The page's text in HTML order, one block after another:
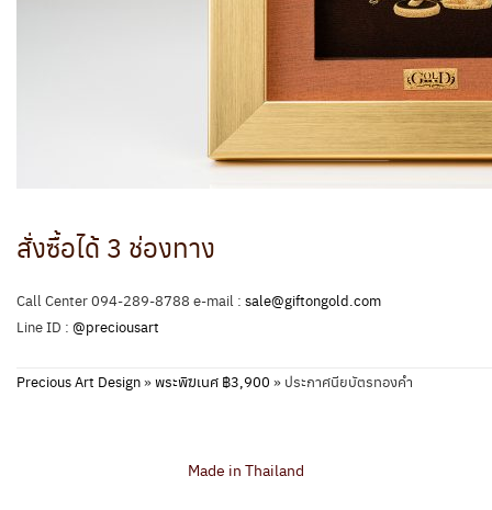
สั่งซื้อได้ 3 ช่องทาง
Call Center 094-289-8788 e-mail : sale@giftongold.com
Line ID : @preciousart
Precious Art Design»พระพิฆเนศ ฿3,900 » ประกาศนียบัตรทองคำ
Made in Thailand